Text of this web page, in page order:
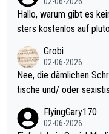
ziert. Somit ändert die
sters erstmal nichts. Ich denke sie wollen damit für nächstes J
ohl wenig WDF
es Jahr der Fall. Er
den Qualifier und ich
gas) antun würde,
el hat.
Hallo, warum gibt es keinen Hinweis, dass die Nordic Darts Ma
sters kostenlos auf
Grobi
02-06-2026
Nee, die dämlichen
tische und/ oder
s Leben in den Griff
FlyingGary170
02-06-2026